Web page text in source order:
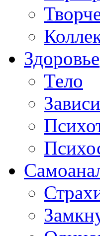
Здоровье
Тело